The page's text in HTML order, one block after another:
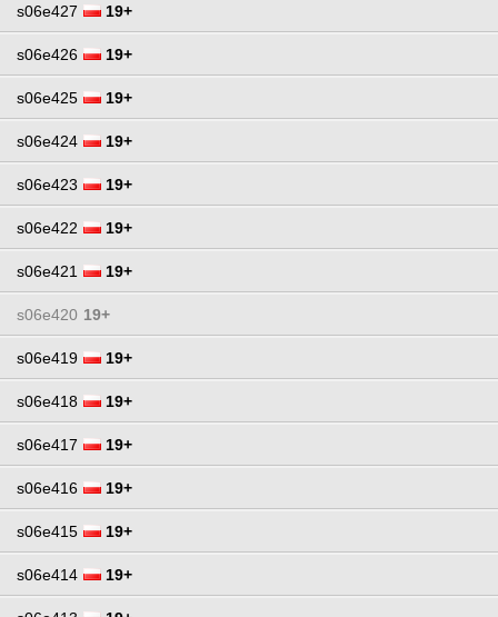
s06e427 19+
s06e426 19+
s06e425 19+
s06e424 19+
s06e423 19+
s06e422 19+
s06e421 19+
s06e420 19+
s06e419 19+
s06e418 19+
s06e417 19+
s06e416 19+
s06e415 19+
s06e414 19+